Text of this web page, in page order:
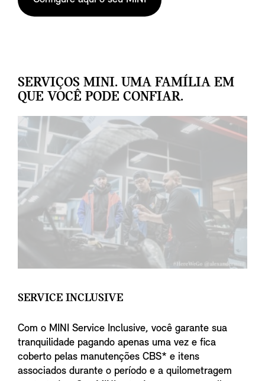
SERVIÇOS MINI. UMA FAMÍLIA EM
QUE VOCÊ PODE CONFIAR.
SERVICE INCLUSIVE
Com o MINI Service Inclusive, você garante sua
tranquilidade pagando apenas uma vez e fica
coberto pelas manutenções CBS* e itens
associados durante o período e a quilometragem